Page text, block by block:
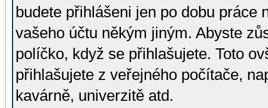
budete přihlášeni jen po dobu práce
vašeho účtu někým jiným. Abyste
políčko, když se přihlašujete. Toto
přihlašujete z veřejného počítače,
kavárně, univerzitě atd.